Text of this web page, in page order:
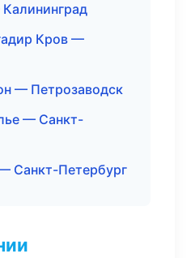
Кров —
— Петрозаводск
— Санкт-
Санкт-Петербург